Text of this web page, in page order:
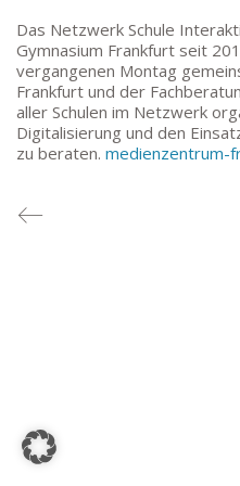
Das Netzwerk Schule
Gymnasium Frankfurt seit
vergangenen Montag
Frankfurt und der
aller Schulen im Netzwerk
Digitalisierung und den
zu beraten. medienzentrum-
Schulleiterin:Dr.
stellv.
Erweiterte Schulleitung:
© Goethe-Gymnasium 2025